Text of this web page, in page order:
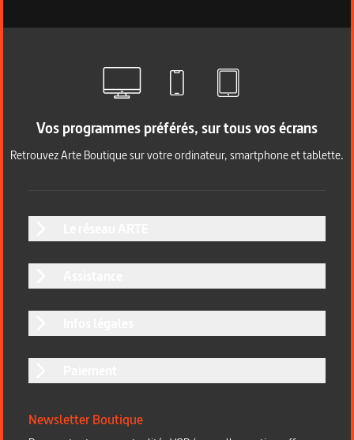
Vos programmes préférés, sur tous vos écrans
Retrouvez Arte Boutique sur votre ordinateur, smartphone et tablette.
Newsletter Boutique